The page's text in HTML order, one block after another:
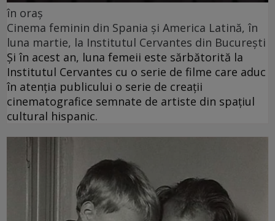
în oraș
Cinema feminin din Spania și America Latină, în
luna martie, la Institutul Cervantes din București
Și în acest an, luna femeii este sărbătorită la
Institutul Cervantes cu o serie de filme care aduc
în atenția publicului o serie de creații
cinematografice semnate de artiste din spațiul
cultural hispanic.